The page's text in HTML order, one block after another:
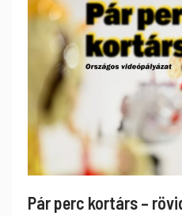
Pár perc kortárs –